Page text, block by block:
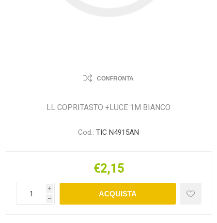
CONFRONTA
LL COPRITASTO +LUCE 1M BIANCO
Cod.: TIC N4915AN
€2,15
i
h
ACQUISTA